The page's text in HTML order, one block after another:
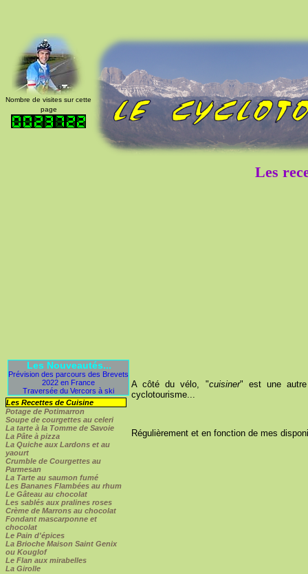
Nombre de visites sur cette
page
Les
Les Nouveautés...
Prévision des parcours des Brevets
2022 en France
Traversée du Vercors à ski
Les Recettes de Cuisine
Potage de Potimarron
Soupe de courgettes au celeri
La tarte à la Tomme de Savoie
La Pâte à pizza
La Quiche aux Lardons et au
yaourt
Crumble de Courgettes au
Parmesan
La Tarte au saumon fumé
Les Bananes Flambées au rhum
Le Gâteau au chocolat
Les sablés aux pralines roses
Crème de Marrons au chocolat
Fondant mascarponne et
chocolat
Le Pain d'épices
La Brioche Maison Saint Genix
ou Kouglof
Le Flan aux mirabelles
La Girolle
A côté du vélo, "cuisiner" est une
cyclotourisme...
Régulièrement et en fonction de mes